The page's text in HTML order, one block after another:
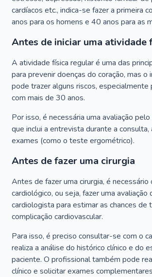
cardíacos etc., indica-se fazer a primeira
anos para os homens e 40 anos para as
Antes de iniciar uma atividade
A atividade física regular é uma das
para prevenir doenças do coração, mas o
pode trazer alguns riscos, especialmente
com mais de 30 anos.
Por isso, é necessária uma avaliação
que inclui a entrevista durante a consulta,
exames (como o teste ergométrico).
Antes de fazer uma cirurgia
Antes de fazer uma cirurgia, é
cardiológico, ou seja, fazer uma avaliação
cardiologista para estimar as chances de
complicação cardiovascular.
Para isso, é preciso consultar-se com o
realiza a análise do histórico clínico e do
paciente. O profissional também pode
clínico e solicitar exames